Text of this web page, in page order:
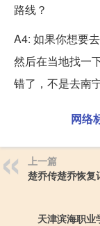
路线？
A4: 如果你想要
然后在当地找一
错了，不是去南
网络
上一篇
楚乔传楚乔恢复
天津滨海职业